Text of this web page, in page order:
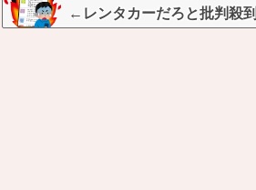
←レンタカーだろと批判殺到